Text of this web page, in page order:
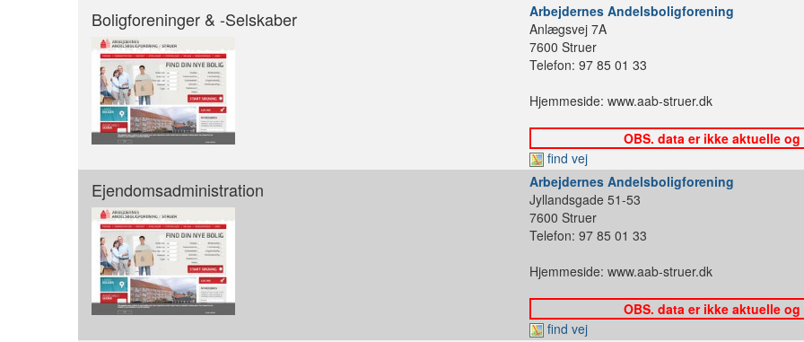
Boligforeninger & -Selskaber
Arbejdernes Andelsboligforening
Anlægsvej 7A
7600 Struer
Telefon: 97 85 01 33
Hjemmeside: www.aab-struer.dk
OBS. data er ikke aktuelle
find vej
Ejendomsadministration
Arbejdernes Andelsboligforening
Jyllandsgade 51-53
7600 Struer
Telefon: 97 85 01 33
Hjemmeside: www.aab-struer.dk
OBS. data er ikke aktuelle
find vej